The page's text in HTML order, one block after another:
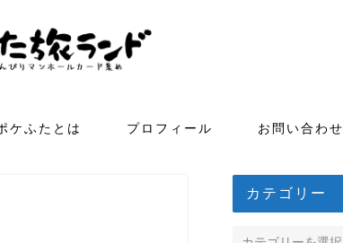
ケふたとは プロフィール お問い合わせ
カテゴリー